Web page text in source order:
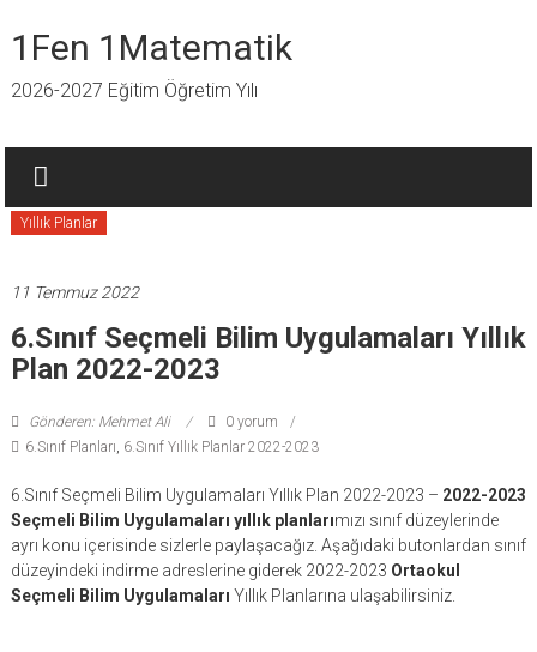
geç
1Fen 1Matematik
2026-2027 Eğitim Öğretim Yılı
Yıllık Planlar
11 Temmuz 2022
6.Sınıf Seçmeli Bilim Uygulamaları Yıllık
Plan 2022-2023
Gönderen: Mehmet Ali
0 yorum
6.Sınıf Planları, 6.Sınıf Yıllık Planlar 2022-2023
6.Sınıf Seçmeli Bilim Uygulamaları Yıllık Plan 2022-2023 – 2022-2023
Seçmeli Bilim Uygulamaları yıllık planlarımızı sınıf düzeylerinde
ayrı konu içerisinde sizlerle paylaşacağız. Aşağıdaki butonlardan sınıf
düzeyindeki indirme adreslerine giderek 2022-2023 Ortaokul
Seçmeli Bilim Uygulamaları Yıllık Planlarına ulaşabilirsiniz.